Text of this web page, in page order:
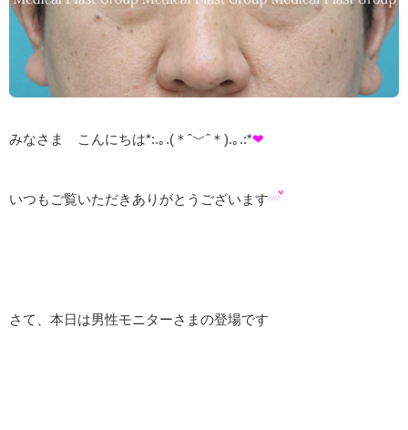
みなさま こんにちは*:.｡.(＊ˆ﹀ˆ＊).｡.:*❤
いつもご覧いただきありがとうございます
さて、本日は男性モニターさまの登場です